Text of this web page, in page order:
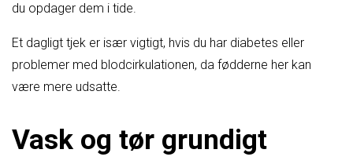
du opdager dem i tide.
Et dagligt tjek er især vigtigt, hvis du har diabetes eller
problemer med blodcirkulationen, da fødderne her kan
være mere udsatte.
Vask og tør grundigt